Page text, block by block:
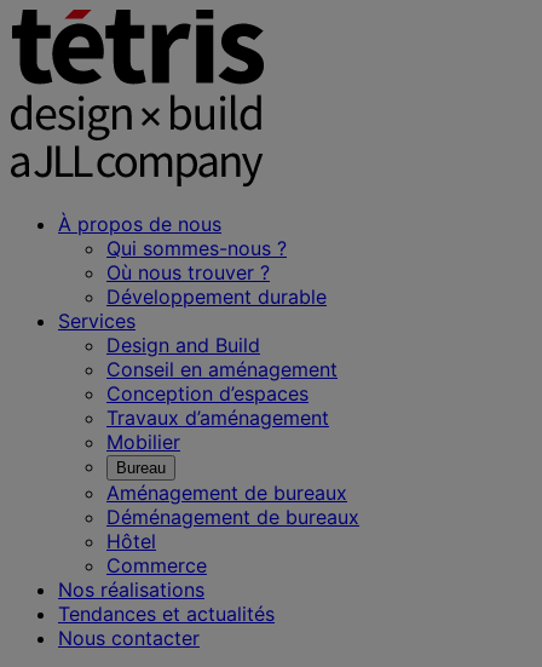
À propos de nous
Qui sommes-nous ?
Où nous trouver ?
Développement durable
Services
Design and Build
Conseil en aménagement
Conception d’espaces
Travaux d’aménagement
Mobilier
Bureau
Aménagement de bureaux
Déménagement de bureaux
Hôtel
Commerce
Nos réalisations
Tendances et actualités
Nous contacter